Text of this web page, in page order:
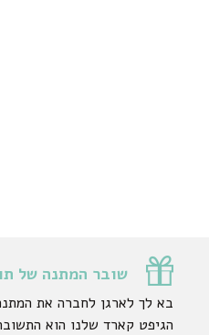
שובר המתנה של
בא לך לארגן לחברה את
הגיפט קארד שלנו הוא